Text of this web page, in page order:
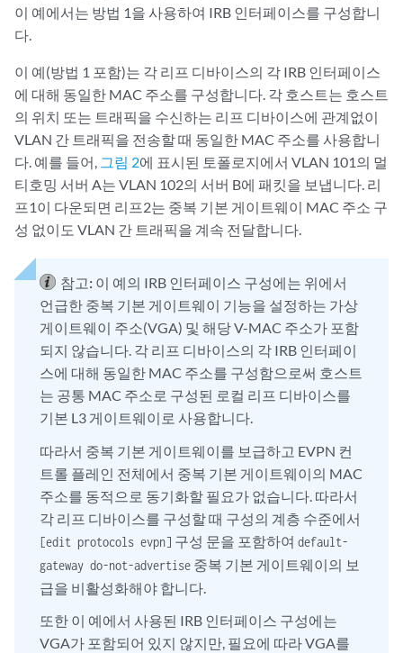
이 예에서는 방법 1을 사용하여 IRB 인터페이스를 구성합니
다.
이 예(방법 1 포함)는 각 리프 디바이스의 각 IRB 인터페이스
에 대해 동일한 MAC 주소를 구성합니다. 각 호스트는 호스트
의 위치 또는 트래픽을 수신하는 리프 디바이스에 관계없이
VLAN 간 트래픽을 전송할 때 동일한 MAC 주소를 사용합니
다. 예를 들어, 그림 2에 표시된 토폴로지에서 VLAN 101의 멀
티호밍 서버 A는 VLAN 102의 서버 B에 패킷을 보냅니다. 리
프1이 다운되면 리프2는 중복 기본 게이트웨이 MAC 주소 구
성 없이도 VLAN 간 트래픽을 계속 전달합니다.
참고: 이 예의 IRB 인터페이스 구성에는 위에서
언급한 중복 기본 게이트웨이 기능을 설정하는 가상
게이트웨이 주소(VGA) 및 해당 V-MAC 주소가 포함
되지 않습니다. 각 리프 디바이스의 각 IRB 인터페이
스에 대해 동일한 MAC 주소를 구성함으로써 호스트
는 공통 MAC 주소로 구성된 로컬 리프 디바이스를
기본 L3 게이트웨이로 사용합니다.
따라서 중복 기본 게이트웨이를 보급하고 EVPN 컨
트롤 플레인 전체에서 중복 기본 게이트웨이의 MAC
주소를 동적으로 동기화할 필요가 없습니다. 따라서
각 리프 디바이스를 구성할 때 구성의 계층 수준에서
[edit protocols evpn] 구성 문을 포함하여 default-
gateway do-not-advertise 중복 기본 게이트웨이의 보
급을 비활성화해야 합니다.
또한 이 예에서 사용된 IRB 인터페이스 구성에는
VGA가 포함되어 있지 않지만, 필요에 따라 VGA를